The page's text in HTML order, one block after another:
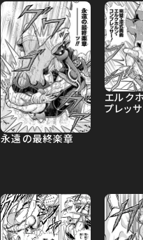
永遠の最終楽章
エルク
プレッ